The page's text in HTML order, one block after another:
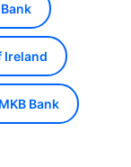
Ireland
MKB Bank